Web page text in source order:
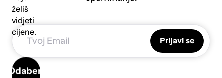
želiš
vidjeti
cijene.
Odaberi
Prijavi se